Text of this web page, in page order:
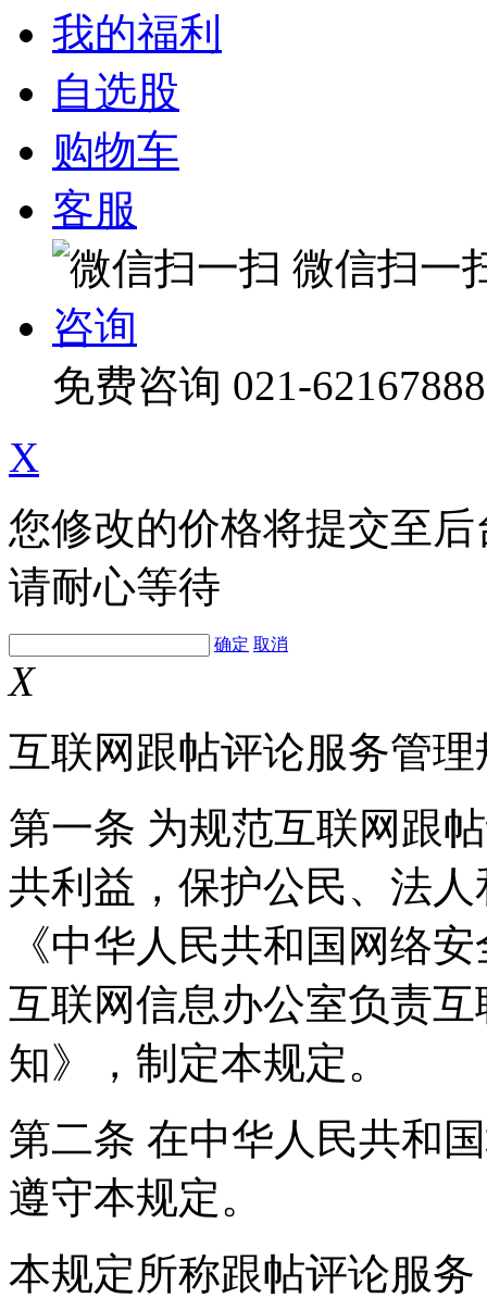
我的福利
自选股
购物车
客服
微信扫一
咨询
免费咨询 021-62167888
X
您修改的价格将提交至
请耐心等待
确定 取消
X
互联网跟帖评论服务管理
第一条 为规范互联网跟
共利益，保护公民、法
《中华人民共和国网络
互联网信息办公室负责
知》，制定本规定。
第二条 在中华人民共和
遵守本规定。
本规定所称跟帖评论服